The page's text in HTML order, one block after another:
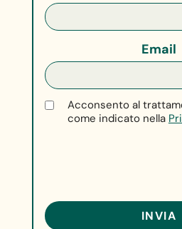
Email
Acconsento al
come indicato nella